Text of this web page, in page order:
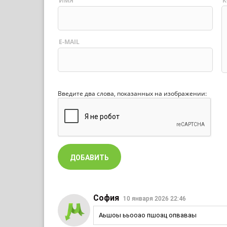
E-MAIL
Введите два слова, показанных на изображении:
София 10 января 2026 22:46
Аьшоы ььооао пшоац опваваы